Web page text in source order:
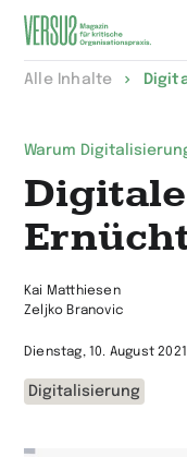
Zur
Alle Inhalte
Warum
Digitale
Kai Matthiesen
Zeljko Branovic
Dienstag, 10. August 2021
Digitalisierung